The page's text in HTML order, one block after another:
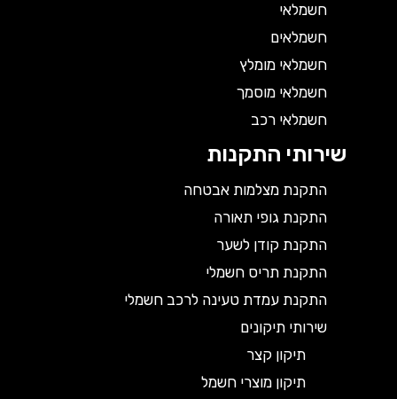
חשמלאי
חשמלאים
חשמלאי מומלץ
חשמלאי מוסמך
חשמלאי רכב
שירותי התקנות
התקנת מצלמות אבטחה
התקנת גופי תאורה
התקנת קודן לשער
התקנת תריס חשמלי
התקנת עמדת טעינה לרכב חשמלי
שירותי תיקונים
תיקון קצר
תיקון מוצרי חשמל